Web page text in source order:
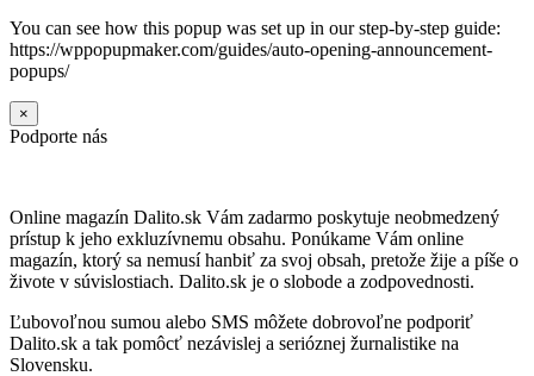
You can see how this popup was set up in our step-by-step guide:
https://wppopupmaker.com/guides/auto-opening-announcement-
popups/
×
Podporte nás
Online magazín Dalito.sk Vám zadarmo poskytuje neobmedzený
prístup k jeho exkluzívnemu obsahu. Ponúkame Vám online
magazín, ktorý sa nemusí hanbiť za svoj obsah, pretože žije a píše o
živote v súvislostiach. Dalito.sk je o slobode a zodpovednosti.
Ľubovoľnou sumou alebo SMS môžete dobrovoľne podporiť
Dalito.sk a tak pomôcť nezávislej a serióznej žurnalistike na
Slovensku.